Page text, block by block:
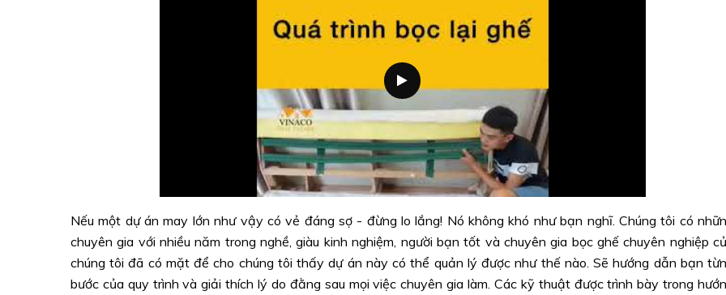
Nếu một dự án may lớn như vậy có vẻ đáng sợ - đừng lo lắng! Nó không khó như bạn nghĩ. Chúng tôi có
chuyên gia với nhiều năm trong nghề, giàu kinh nghiệm, người bạn tốt và chuyên gia bọc ghế chuyên nghiệp
chúng tôi đã có mặt để cho chúng tôi thấy dự án này có thể quản lý được như thế nào. Sẽ hướng dẫn bạn
bước của quy trình và giải thích lý do đằng sau mọi việc chuyên gia làm. Các kỹ thuật được trình bày trong